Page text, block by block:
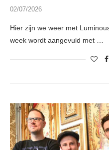
02/07/2026
Hier zijn we weer met
week wordt aangevuld met …